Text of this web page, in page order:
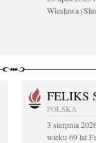
Wiesława
FELIKS
POLSKA
3 sierpnia
wieku 69 lat